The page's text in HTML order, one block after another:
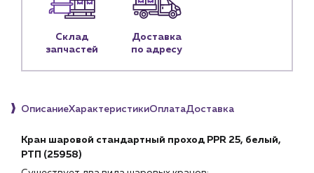
Чат-бот
sales@profpotok.ru
г. Краснодар, ул. Российская, 63
Склад
запчастей
Доставка
по адресу
ОписаниеХарактеристикиОплатаДоставка
Кран шаровой стандартный проход PPR 25, белый,
РТП (25958)